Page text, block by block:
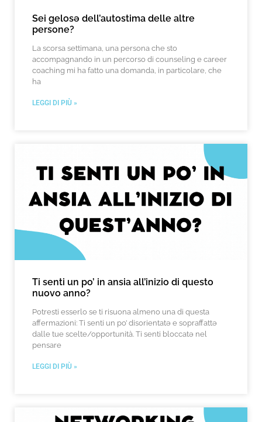
Sei gelosə dell’autostima delle altre
persone?
La scorsa settimana, una persona che sto
accompagnando in un percorso di counseling e career
coaching mi ha fatto una domanda, in particolare, che
ha
LEGGI DI PIÙ »
Ti senti un po’ in ansia all’inizio di questo
nuovo anno?
Potresti esserlo se ti risuona almeno una di questa
affermazioni: Ti senti un po’ disorientatə e sopraffattə
dalle tue scelte/opportunità. Ti senti bloccatə nel
pensare
LEGGI DI PIÙ »